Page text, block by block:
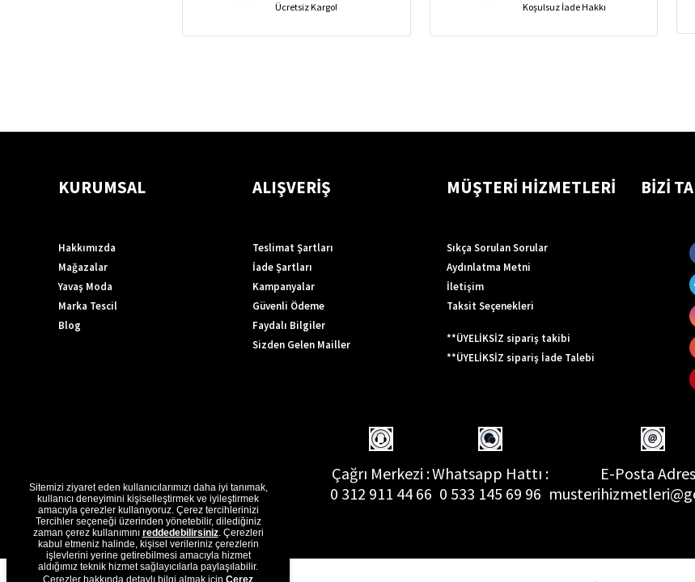
Ücretsiz Kargo! Koşulsuz İade Hakkı
KURUMSAL
Hakkımızda
Mağazalar
Yavaş Moda
Marka Tescil
Blog
ALIŞVERİŞ
Teslimat Şartları
İade Şartları
Kampanyalar
Güvenli Ödeme
Faydalı Bilgiler
Sizden Gelen Mailler
MÜŞTERİ HİZMETLERİ
Sıkça Sorulan Sorular
Aydınlatma Metni
İletişim
Taksit Seçenekleri
**ÜYELİKSİZ sipariş takibi
**ÜYELİKSİZ sipariş İade Talebi
BİZİ
Çağrı Merkezi :
0 312 911 44 66
Whatsapp Hattı :
0 533 145 69 96
E-Posta
Sitemizi ziyaret eden kullanıcılarımızı daha iyi tanımak,
kullanıcı deneyimini kişiselleştirmek ve iyileştirmek
amacıyla çerezler kullanıyoruz. Çerez tercihlerinizi
Tercihler seçeneği üzerinden yönetebilir, dilediğiniz
zaman çerez kullanımını reddedebilirsiniz. Çerezleri
kabul etmeniz halinde, kişisel verileriniz çerezlerin
işlevlerini yerine getirebilmesi amacıyla hizmet
aldığımız teknik hizmet sağlayıcılarla paylaşılabilir.
Çerezler hakkında detaylı bilgi almak için Çerez